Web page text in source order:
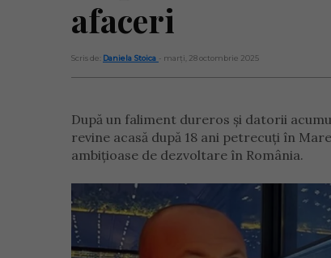
afaceri
Scris de: Daniela Stoica - marți, 28 octombrie 2025
După un faliment dureros și datorii
revine acasă după 18 ani petrecuți în
ambițioase de dezvoltare în România.